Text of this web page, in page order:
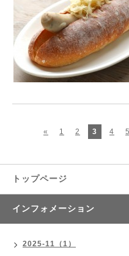
« 1 2 3 4 5
トップページ
インフォメーション
2025-11（1）